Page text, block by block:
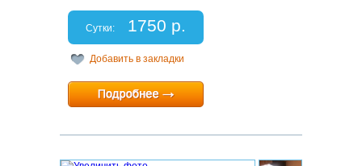
Спальных мест: 2
Отчетные документы: нет
Сутки: 1750 р.
Добавить в закладки
Минимальный срок:1 суток
Расчетный час:12:00